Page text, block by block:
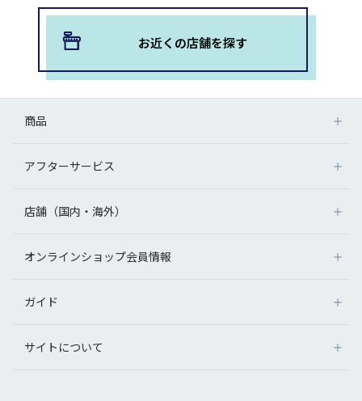
お近くの店舗を探す
商品
アフターサービス
店舗（国内・海外）
オンラインショップ会員情報
ガイド
サイトについて